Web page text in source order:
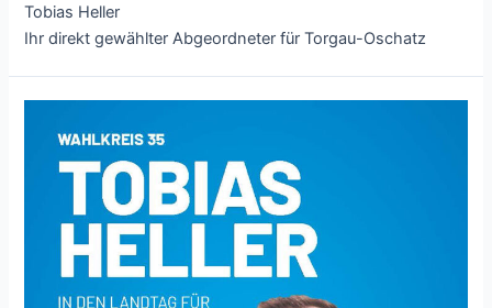
Tobias Heller
Ihr direkt gewählter Abgeordneter für Torgau-Oschatz